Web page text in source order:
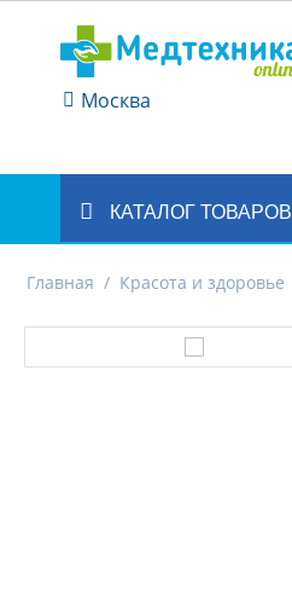
Москва
КАТАЛОГ ТОВАРОВ
Главная / Красота и здоровье